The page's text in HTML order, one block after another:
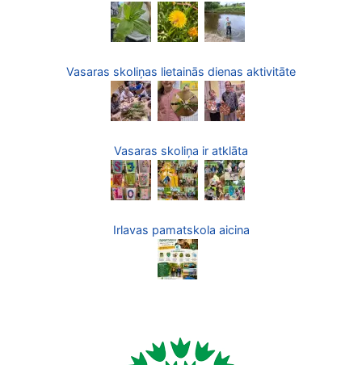
Vasaras skoliņas lietainās dienas aktivitāte
Vasaras skoliņa ir atklāta
Irlavas pamatskola aicina